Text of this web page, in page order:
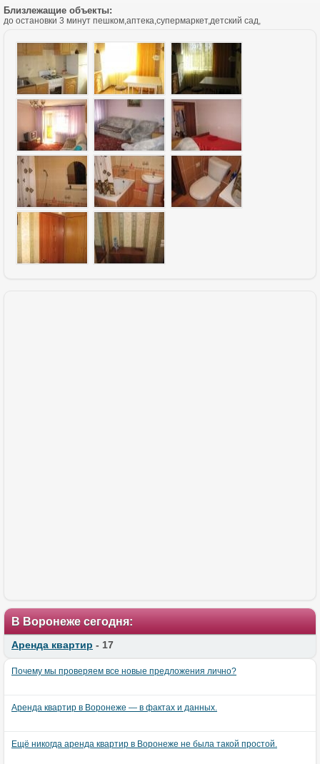
Близлежащие объекты:
до остановки 3 минут пешком,аптека,супермаркет,детский сад,
В Воронеже сегодня:
Аренда квартир - 17
Почему мы проверяем все новые предложения лично?
Аренда квартир в Воронеже — в фактах и данных.
Ещё никогда аренда квартир в Воронеже не была такой простой.